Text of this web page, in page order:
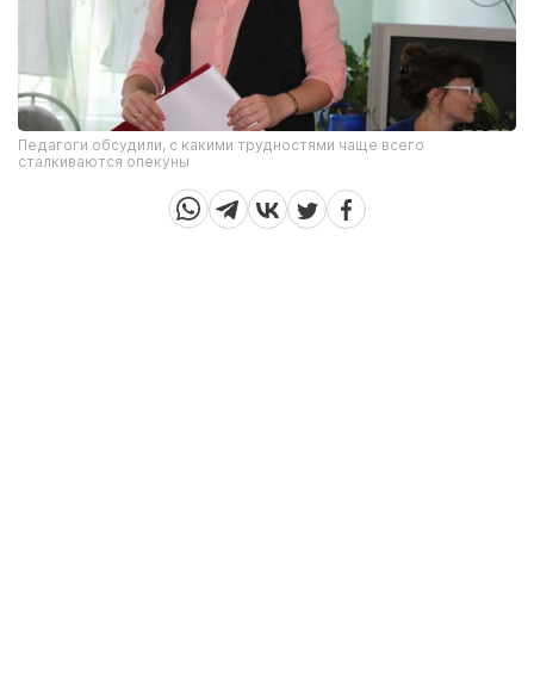
Педагоги обсудили, с какими трудностями чаще всего
сталкиваются опекуны